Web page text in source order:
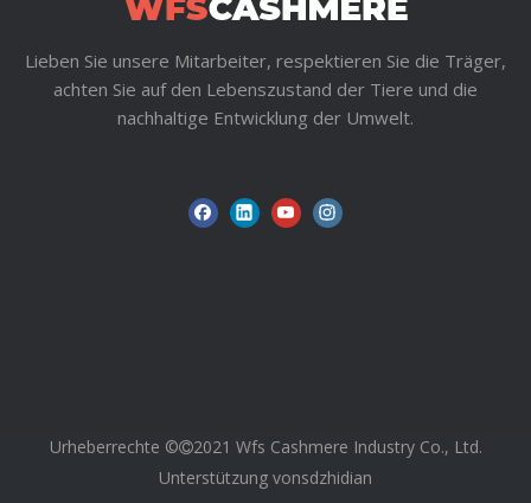
Lieben Sie unsere Mitarbeiter, respektieren Sie die Träger,
achten Sie auf den Lebenszustand der Tiere und die
nachhaltige Entwicklung der Umwelt.
Urheberrechte ©2021 Wfs Cashmere Industry Co., Ltd.
Unterstützung vonsdzhidian